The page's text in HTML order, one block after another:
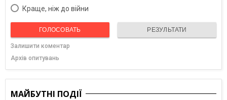
Краще, ніж до війни
ГОЛОСОВАТЬ РЕЗУЛЬТАТИ
Залишити коментар
Архів опитувань
МАЙБУТНІ ПОДІЇ